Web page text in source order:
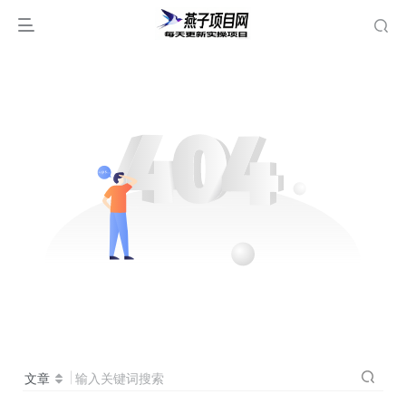
文章 输入关键词搜索